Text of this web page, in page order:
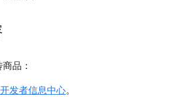
品：
发者信息中心。